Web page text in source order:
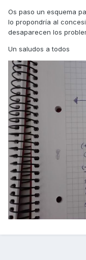
Os paso un esquema
lo propondría al
desaparecen los
Un saludos a todos